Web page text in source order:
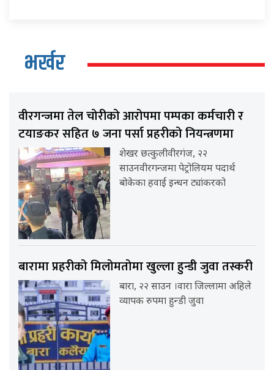
भर्खर
वीरगन्जमा तेल चोरीको आरोपमा पम्पका कर्मचारी र
टयाङकर सहित ७ जना पर्सा प्रहरीको नियन्त्रणमा
शेखर छत्कुलीवीरगंज, २२
साउनवीरगन्जमा पेट्रोलियम पदार्थ
बोकेका हवाई इन्धन ट्यांकरको
बारामा प्रहरीको मिलोमतोमा खुल्ला हुन्डी जुवा तस्करी
बारा, २२ साउन ।वारा जिल्लामा अहिले
व्यापक रुपमा हुन्डी जुवा